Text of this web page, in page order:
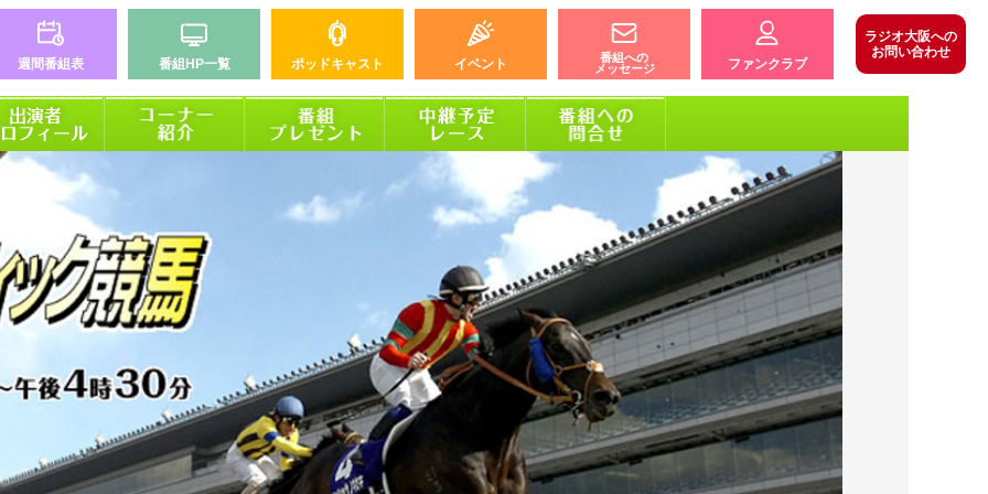
週間番組表 番組HP一覧 ポッドキャスト イベント
番組への
メッセージ
ファンクラブ
ラジオ大阪への
お問い合わせ